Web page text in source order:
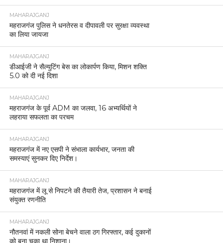
MAHARAJGANJ
महराजगंज पुलिस ने धनतेरस व दीपावली पर सुरक्षा व्यवस्था
का लिया जायजा
MAHARAJGANJ
डीआईजी ने सैल्युटिंग बेस का लोकार्पण किया, मिशन शक्ति
5.0 को दी नई दिशा
MAHARAJGANJ
महराजगंज के पूर्व ADM का जलवा, 16 अभ्यर्थियों ने
लहराया सफलता का परचम
MAHARAJGANJ
महराजगंज में नए एसपी ने संभाला कार्यभार, जनता की
समस्याएं सुनकर दिए निर्देश।
MAHARAJGANJ
महराजगंज में लू से निपटने की तैयारी तेज, प्रशासन ने बनाई
संयुक्त रणनीति
MAHARAJGANJ
नौतनवां में नकली सोना बेचने वाला ठग गिरफ्तार, कई दुकानों
को बना चुका था निशाना।